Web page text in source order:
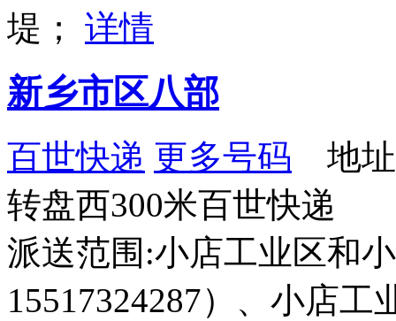
堤； 详情
新乡市区八部
百世快递 更多号码 地址
转盘西300米百世快递
派送范围:小店工业区和
15517324287）、小店